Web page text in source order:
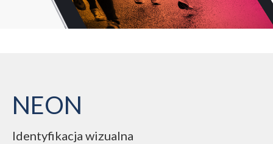
NEON
Identyfikacja wizualna